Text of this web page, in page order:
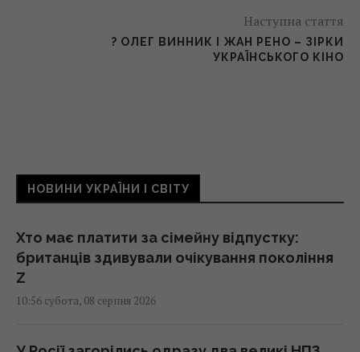
Наступна стаття
? ОЛЕГ ВИННИК І ЖАН РЕНО – ЗІРКИ
УКРАЇНСЬКОГО КІНО
НОВИНИ УКРАЇНИ І СВІТУ
Хто має платити за сімейну відпустку:
британців здивували очікування покоління
Z
10:56 субота, 08 серпня 2026